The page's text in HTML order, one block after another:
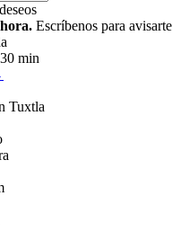
Escríbenos para
min
Tuxtla